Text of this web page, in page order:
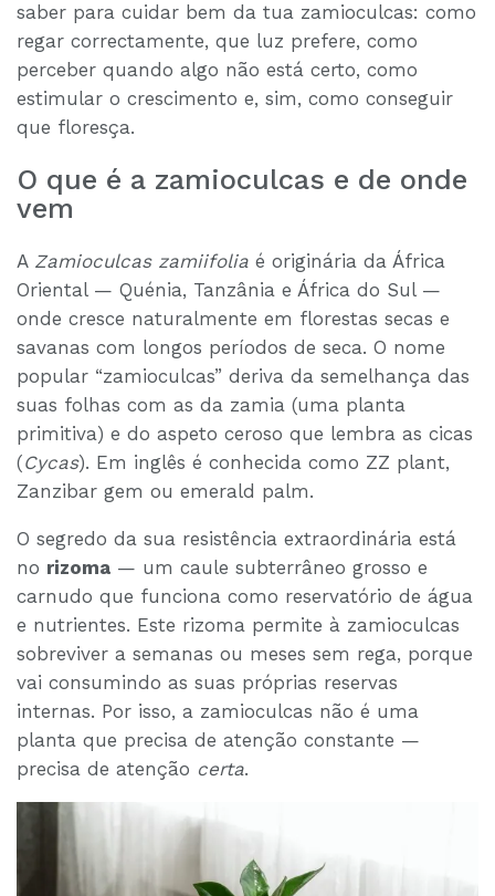
saber para cuidar bem da tua zamioculcas: como
regar correctamente, que luz prefere, como
perceber quando algo não está certo, como
estimular o crescimento e, sim, como conseguir
que floresça.
O que é a zamioculcas e de onde
vem
A Zamioculcas zamiifolia é originária da África
Oriental — Quénia, Tanzânia e África do Sul —
onde cresce naturalmente em florestas secas e
savanas com longos períodos de seca. O nome
popular “zamioculcas” deriva da semelhança das
suas folhas com as da zamia (uma planta
primitiva) e do aspeto ceroso que lembra as cicas
(Cycas). Em inglês é conhecida como ZZ plant,
Zanzibar gem ou emerald palm.
O segredo da sua resistência extraordinária está
no rizoma — um caule subterrâneo grosso e
carnudo que funciona como reservatório de água
e nutrientes. Este rizoma permite à zamioculcas
sobreviver a semanas ou meses sem rega, porque
vai consumindo as suas próprias reservas
internas. Por isso, a zamioculcas não é uma
planta que precisa de atenção constante —
precisa de atenção certa.